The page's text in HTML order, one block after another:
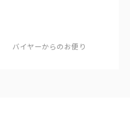
バイヤーからのお便り